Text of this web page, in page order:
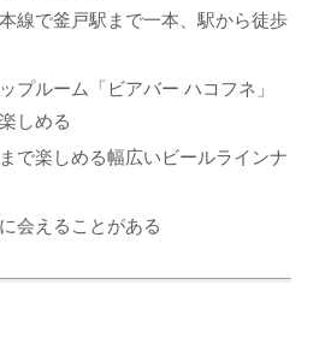
線で釜戸駅まで一本、駅から徒歩
プルーム「ビアバー ハコフネ」
しめる
で楽しめる幅広いビールラインナ
会えることがある